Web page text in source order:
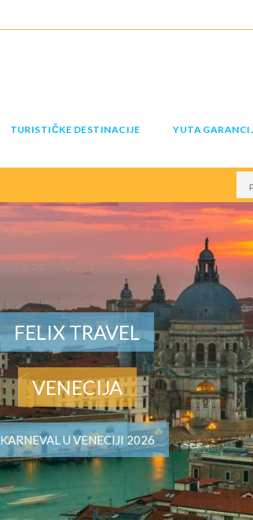
TURISTIČKE DESTINACIJE YUTA
FELIX TRAVEL
VENECIJA
KARNEVAL U VENECIJI 2026